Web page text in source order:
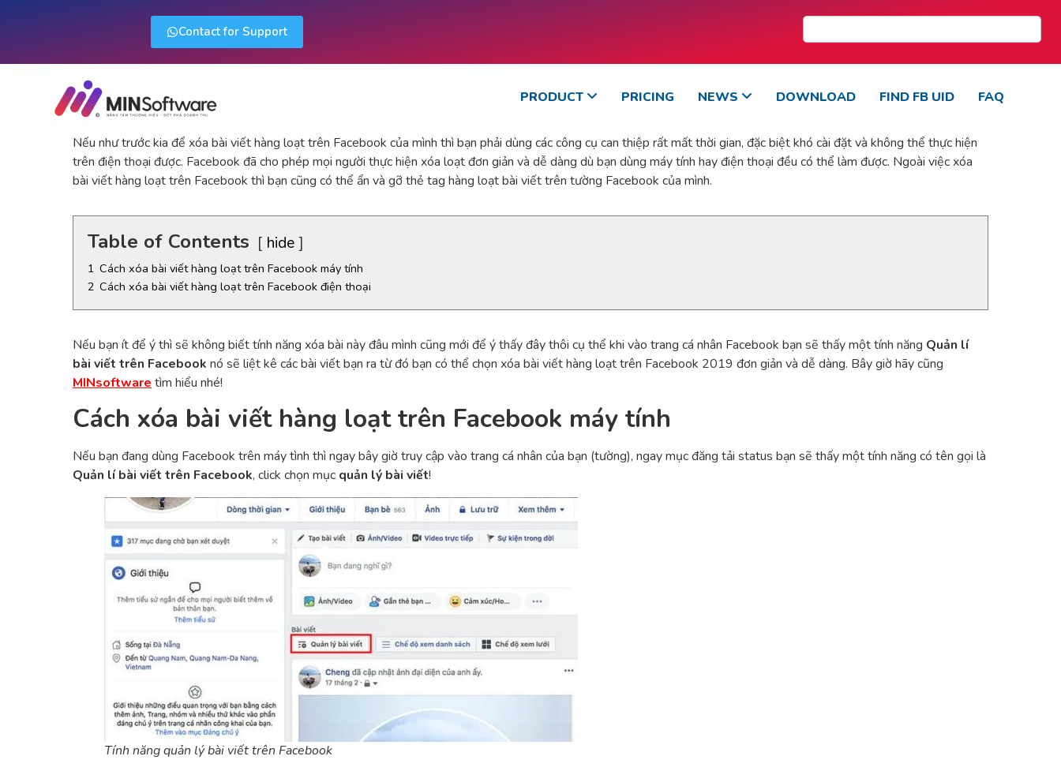
Contact for Support
PRODUCT PRICING NEWS DOWNLOAD FIND FB UID FAQ
Nếu như trước kia để xóa bài viết hàng loạt trên Facebook của mình thì bạn phải dùng các công cụ can thiệp rất mất thời gian, đặc biệt khó cài đặt và không thể thực hiện
trên điện thoại được. Facebook đã cho phép mọi người thực hiện xóa loạt đơn giản và dễ dàng dù bạn dùng máy tính hay điện thoại đều có thể làm được. Ngoài việc xóa
bài viết hàng loạt trên Facebook thì bạn cũng có thể ẩn và gỡ thẻ tag hàng loạt bài viết trên tường Facebook của mình.
Table of Contents hide
1 Cách xóa bài viết hàng loạt trên Facebook máy tính
2 Cách xóa bài viết hàng loạt trên Facebook điện thoại
Nếu bạn ít để ý thì sẽ không biết tính năng xóa bài này đâu mình cũng mới để ý thấy đây thôi cụ thể khi vào trang cá nhân Facebook bạn sẽ thấy một tính năng Quản lí
bài viết trên Facebook nó sẽ liệt kê các bài viết bạn ra từ đó bạn có thể chọn xóa bài viết hàng loạt trên Facebook 2019 đơn giản và dễ dàng. Bây giờ hãy cũng
MINsoftware tìm hiểu nhé!
Cách xóa bài viết hàng loạt trên Facebook máy tính
Nếu bạn đang dùng Facebook trên máy tình thì ngay bây giờ truy cập vào trang cá nhân của bạn (tường), ngay mục đăng tải status bạn sẽ thấy một tính năng có tên gọi là
Quản lí bài viết trên Facebook, click chọn mục quản lý bài viết!
Tính năng quản lý bài viết trên Facebook